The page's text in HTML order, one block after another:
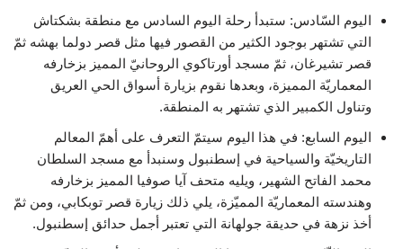
اليوم السّادس: ستبدأ رحلة اليوم السادس مع منطقة بشكتاش
التي تشتهر بوجود الكثير من القصور فيها مثل قصر دولما بهشه ثمّ
قصر تشيرغان، ثمّ مسجد أورتاكوي الروحانيّ المميز بزخارفه
المعماريّة المميزة، وبعدها نقوم بزيارة أسواق الحي العريق
وتناول الكمبير الذي تشتهر به المنطقة.
اليوم السابع: في هذا اليوم سيتمّ التعرف على أهمّ المعالم
التاريخيّة والسياحية في إسطنبول وسنبدأ مع مسجد السلطان
محمد الفاتح الشهير، ويليه متحف آيا صوفيا المميز بزخارفه
وهندسته المعماريّة المميّزة، يلي ذلك زيارة قصر توبكابي، ومن ثمّ
أخذ نزهة في حديقة جولهانة التي تعتبر أجمل حدائق إسطنبول.